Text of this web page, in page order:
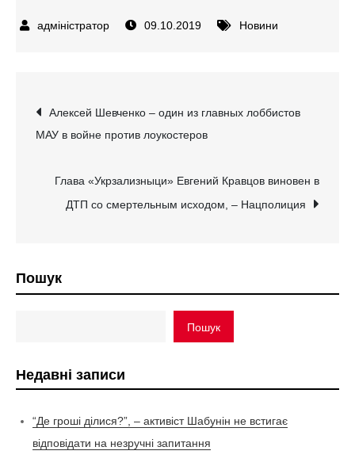
09.10.2019 Новини
Навігація
записів
Алексей Шевченко – один из главных лоббистов
МАУ в войне против лоукостеров
Глава «Укрзализныци» Евгений Кравцов виновен в
ДТП со смертельным исходом, – Нацполиция
Пошук
Пошук
Недавні записи
“Де гроші ділися?”, – активіст Шабунін не встигає
відповідати на незручні запитання